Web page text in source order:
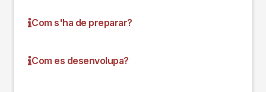
Com s'ha de preparar?
Com es desenvolupa?